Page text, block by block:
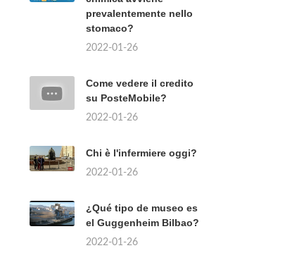
prevalentemente nello
stomaco?
2022-01-26
Come vedere il credito
su PosteMobile?
2022-01-26
Chi è l'infermiere oggi?
2022-01-26
¿Qué tipo de museo es
el Guggenheim Bilbao?
2022-01-26